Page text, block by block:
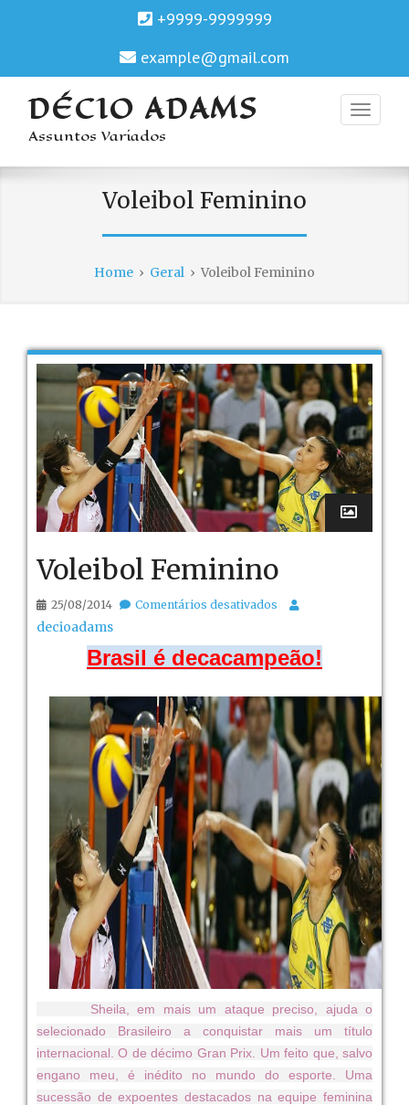
+9999-9999999
example@gmail.com
DÉCIO ADAMS
Assuntos Variados
Voleibol Feminino
Home › Geral ›Voleibol Feminino
Voleibol Feminino
25/08/2014 Comentários desativados em
Feminino
decioadams
Brasil é decacampeão!
Sheila, em mais um ataque preciso, ajuda o
selecionado Brasileiro a conquistar mais um título
internacional. O de décimo Gran Prix. Um feito que, salvo
engano meu, é inédito no mundo do esporte. Uma
sucessão de expoentes destacados na equipe feminina